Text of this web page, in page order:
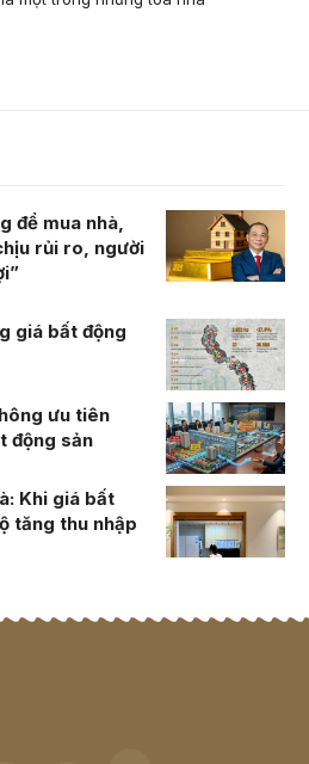
để mua nhà,
rủi ro, người
giá bất động
ưu tiên
động sản
Khi giá bất
tăng thu nhập